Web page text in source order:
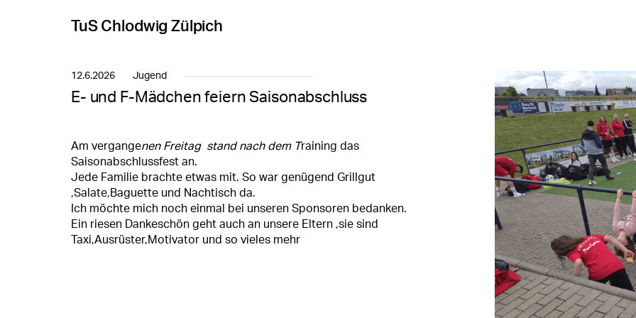
TuS Chlodwig Zülpich
12.6.2026 Jugend
E- und F-Mädchen feiern Saisonabschluss
Am vergangenen Freitag stand nach dem Training das
Saisonabschlussfest an.
Jede Familie brachte etwas mit. So war genügend Grillgut
,Salate,Baguette und Nachtisch da.
Ich möchte mich noch einmal bei unseren Sponsoren bedanken.
Ein riesen Dankeschön geht auch an unsere Eltern ,sie sind
Taxi,Ausrüster,Motivator und so vieles mehr